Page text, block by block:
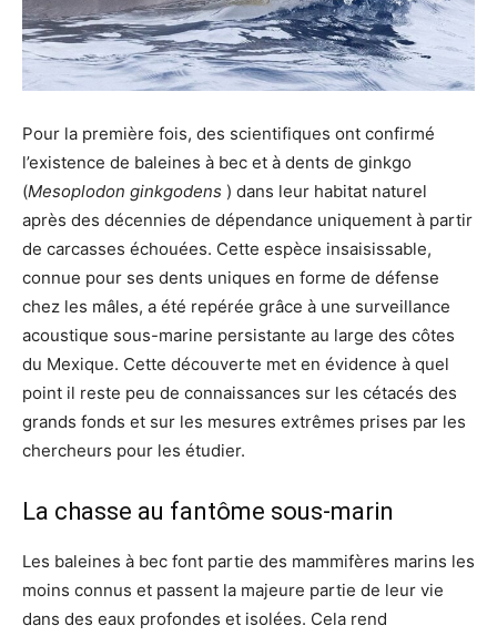
Pour la première fois, des scientifiques ont confirmé
l’existence de baleines à bec et à dents de ginkgo
(Mesoplodon ginkgodens ) dans leur habitat naturel
après des décennies de dépendance uniquement à partir
de carcasses échouées. Cette espèce insaisissable,
connue pour ses dents uniques en forme de défense
chez les mâles, a été repérée grâce à une surveillance
acoustique sous-marine persistante au large des côtes
du Mexique. Cette découverte met en évidence à quel
point il reste peu de connaissances sur les cétacés des
grands fonds et sur les mesures extrêmes prises par les
chercheurs pour les étudier.
La chasse au fantôme sous-marin
Les baleines à bec font partie des mammifères marins les
moins connus et passent la majeure partie de leur vie
dans des eaux profondes et isolées. Cela rend